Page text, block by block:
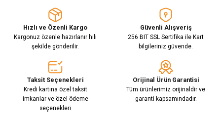
Hızlı ve Özenli Kargo
Kargonuz özenle hazırlanır hılı
şekilde gönderilir.
Güvenli Alışveriş
256 BIT SSL Sertifika ile Kart
bilgileriniz güvende.
Taksit Seçenekleri
Kredi kartına özel taksit
imkanlar ve özel ödeme
seçenekleri
Orijinal Ürün Garantisi
Tüm ürünlerimiz orijinaldir ve
garanti kapsamındadır.